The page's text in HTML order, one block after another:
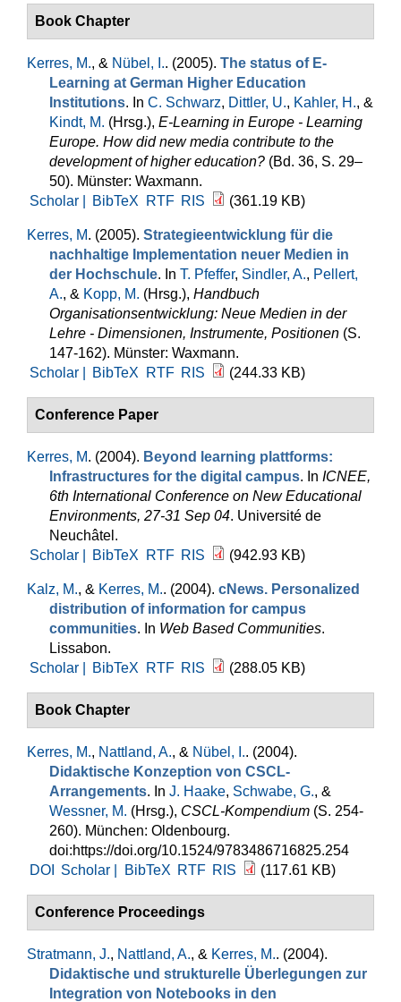
Book Chapter
Kerres, M., & Nübel, I.. (2005). The status of E-
Learning at German Higher Education
Institutions. In C. Schwarz, Dittler, U., Kahler, H., &
Kindt, M. (Hrsg.), E-Learning in Europe - Learning
Europe. How did new media contribute to the
development of higher education? (Bd. 36, S. 29–
50). Münster: Waxmann.
Scholar |
BibTeX RTF RIS (361.19 KB)
Kerres, M. (2005). Strategieentwicklung für die
nachhaltige Implementation neuer Medien in
der Hochschule. In T. Pfeffer, Sindler, A., Pellert,
A., & Kopp, M. (Hrsg.), Handbuch
Organisationsentwicklung: Neue Medien in der
Lehre - Dimensionen, Instrumente, Positionen (S.
147-162). Münster: Waxmann.
Scholar |
BibTeX RTF RIS (244.33 KB)
Conference Paper
Kerres, M. (2004). Beyond learning plattforms:
Infrastructures for the digital campus. In ICNEE,
6th International Conference on New Educational
Environments, 27-31 Sep 04. Université de
Neuchâtel.
Scholar |
BibTeX RTF RIS (942.93 KB)
Kalz, M., & Kerres, M.. (2004). cNews. Personalized
distribution of information for campus
communities. In Web Based Communities.
Lissabon.
Scholar |
BibTeX RTF RIS (288.05 KB)
Book Chapter
Kerres, M., Nattland, A., & Nübel, I.. (2004).
Didaktische Konzeption von CSCL-
Arrangements. In J. Haake, Schwabe, G., &
Wessner, M. (Hrsg.), CSCL-Kompendium (S. 254-
260). München: Oldenbourg.
doi:https://doi.org/10.1524/9783486716825.254
DOI
Scholar | BibTeX RTF RIS (117.61 KB)
Conference Proceedings
Stratmann, J., Nattland, A., & Kerres, M.. (2004).
Didaktische und strukturelle Überlegungen zur
Integration von Notebooks in den